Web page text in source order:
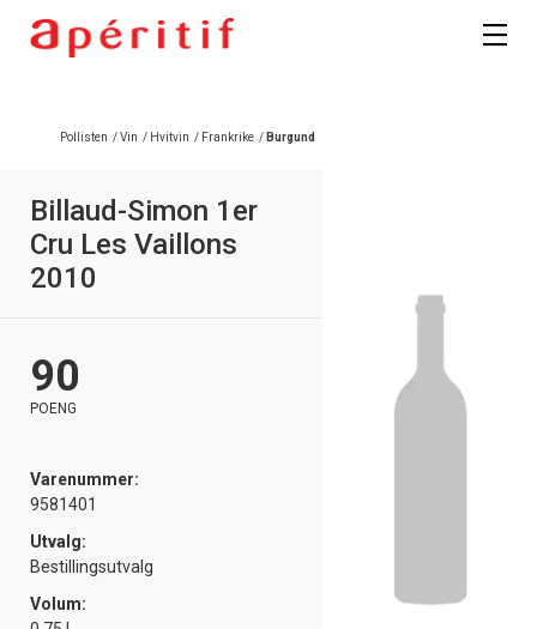
Pollisten /Vin / Hvitvin / Frankrike / Burgund
Billaud-Simon 1er
Cru Les Vaillons
2010
90
POENG
Varenummer:
9581401
Utvalg:
Bestillingsutvalg
Volum: